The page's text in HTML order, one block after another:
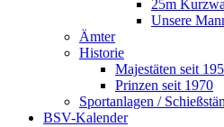
25m
Unsere
Ämter
Historie
Majestäten seit
Prinzen seit 1970
Sportanlagen /
BSV-Kalender